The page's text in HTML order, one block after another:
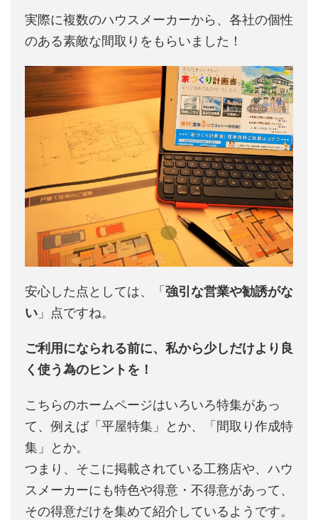
実際に複数のハウスメーカーから、各社の個性
のある素敵な間取りをもらいました！
安心した点としては、「 強引な営業や勧誘がな
い 」点ですね。
ご利用になられる前に、私から少しだけより良
く使う為のヒントを！
こちらのホームページはいろいろ特集があっ
て、例えば「平屋特集」とか、「間取り作成特
集」とか。
つまり、そこに掲載されている工務店や、ハウ
スメーカーにも特色や得意・不得意があって、
その得意だけを集めて紹介しているようです。